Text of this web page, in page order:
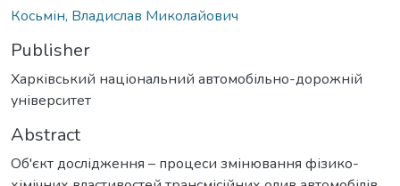
Косьмін, Владислав Миколайович
Publisher
Харківський національний автомобільно-дорожній
університет
Abstract
Об'єкт дослідження – процеси змінювання фізико-